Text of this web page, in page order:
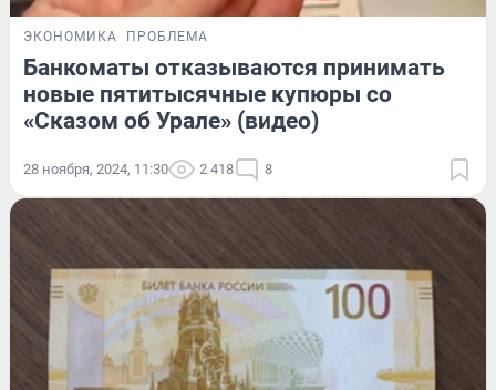
ЭКОНОМИКА ПРОБЛЕМА
Банкоматы отказываются принимать
новые пятитысячные купюры со
«Сказом об Урале» (видео)
28 ноября, 2024, 11:30 2 418 8